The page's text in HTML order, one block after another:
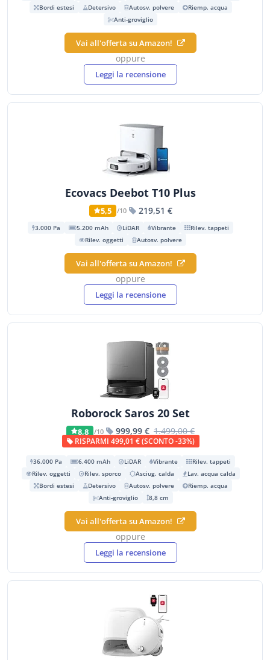
Bordi estesi
Detersivo Autosv. polvere
Riemp. acqua
Anti-groviglio
Vai all'offerta su Amazon!
oppure
Leggi la recensione
Ecovacs Deebot T10 Plus
5,5 /10 219,51 €
3.000 Pa 5.200 mAh LiDAR Vibrante
Rilev. tappeti
Rilev. oggetti
Autosv. polvere
Vai all'offerta su Amazon!
oppure
Leggi la recensione
Roborock Saros 20 Set
8,8 /10 999,99 € 1.499,00 €
RISPARMI 499,01 € (SCONTO -33%)
36.000 Pa 6.400 mAh LiDAR Vibrante
Rilev. tappeti
Rilev. oggetti
Rilev. sporco Asciug. calda
Lav. acqua calda
Bordi estesi
Detersivo Autosv. polvere
Riemp. acqua
Anti-groviglio
8,8 cm
Vai all'offerta su Amazon!
oppure
Leggi la recensione